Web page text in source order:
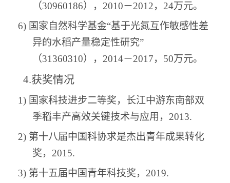
（30960186）， 2010－2012， 24万元。
6) 国家自然科学基金“基于光氮互作敏感性差
异的水稻产量稳定性研究”
（31360310）， 2014－2017， 50万元。
4.获奖情况
1) 国家科技进步二等奖，长江中游东南部双
季稻丰产高效关键技术与应用， 2013.
2) 第十八届中国科协求是杰出青年成果转化
奖， 2015.
3) 第十五届中国青年科技奖， 2019.